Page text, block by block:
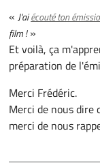
« J'aiécouté ton
film !»
Et voilà, ça
préparation de
Merci Frédéric.
Merci de nous dire
merci de nous